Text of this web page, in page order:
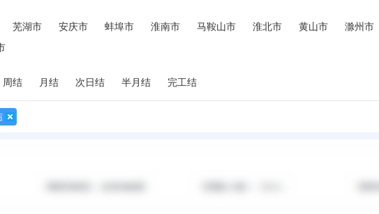
芜湖市 安庆市 蚌埠市 淮南市 马鞍山市 淮北市 黄山市 滁州市
周结 月结 次日结 半月结 完工结